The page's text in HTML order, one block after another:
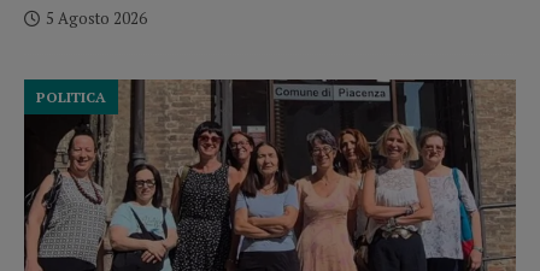
5 Agosto 2026
POLITICA